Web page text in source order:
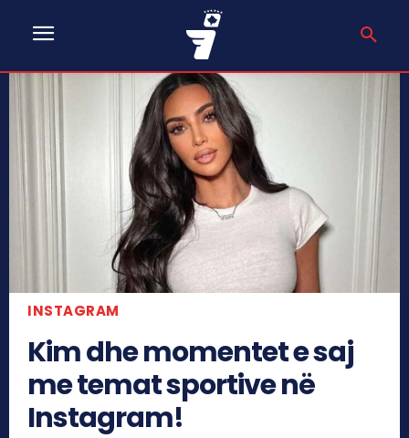
INSTAGRAM
Kim dhe momentet e saj
me temat sportive në
Instagram!